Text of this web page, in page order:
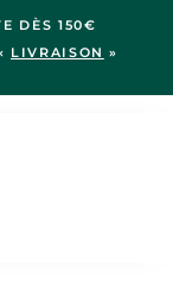
DÈS 150€
LIVRAISON »